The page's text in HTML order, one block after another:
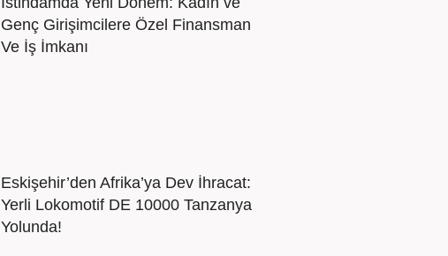
Genç Girişimcilere Özel Finansman
Ve İş İmkanı
Eskişehir’den Afrika’ya Dev İhracat:
Yerli Lokomotif DE 10000 Tanzanya
Yolunda!